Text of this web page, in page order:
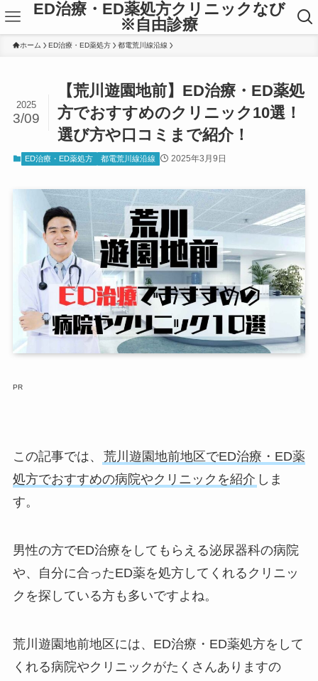
ED治療・ED薬処方クリニックなび
※自由診療
ホーム ED治療・ED薬処方 都電荒川線沿線
【荒川遊園地前】ED治療・ED薬処
方でおすすめのクリニック10選！
選び方や口コミまで紹介！
2025
3/09
ED治療・ED薬処方 都電荒川線沿線 2025年3月9日
PR
この記事では、
荒川遊園地前地区でED治療・ED薬
処方でおすすめの病院やクリニックを紹介 しま
す。
男性の方でED治療をしてもらえる泌尿器科の病院
や、自分に合ったED薬を処方してくれるクリニッ
クを探している方も多いですよね。
荒川遊園地前地区には、ED治療・ED薬処方をして
くれる病院やクリニックがたくさんありますの